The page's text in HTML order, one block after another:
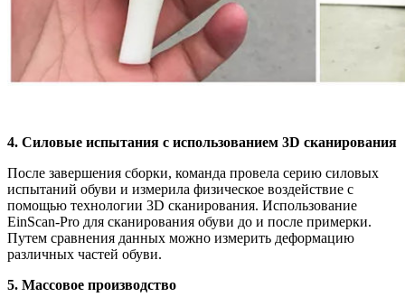
4. Силовые испытания с использованием 3D сканирования
После завершения сборки, команда провела серию силовых
испытаний обуви и измерила физическое воздействие с
помощью технологии 3D сканирования. Использование
EinScan-Pro для сканирования обуви до и после примерки.
Путем сравнения данных можно измерить деформацию
различных частей обуви.
5. Массовое производство